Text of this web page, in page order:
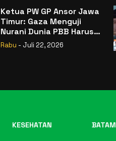
Ketua PW GP Ansor Jawa
Timur: Gaza Menguji
Nurani Dunia PBB Harus
Reformasi Total atau
Kehilangan Legitimasi
Rabu - Juli 22, 2026
KESEHATAN BATAM